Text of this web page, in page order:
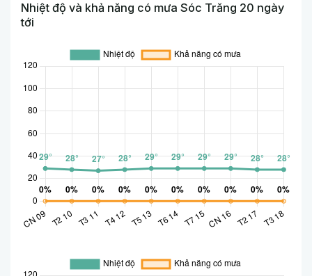
Nhiệt độ và khả năng có mưa Sóc Trăng 20 ngày
tới